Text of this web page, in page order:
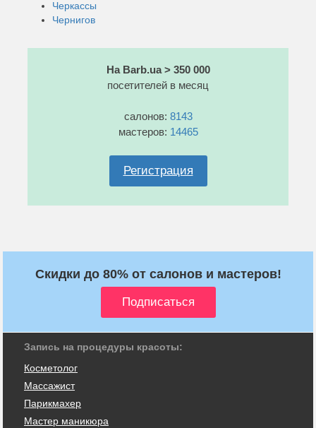
Черкассы
Чернигов
На Barb.ua > 350 000
посетителей в месяц
салонов: 8143
мастеров: 14465
Регистрация
Скидки до 80% от салонов и мастеров!
Запись на процедуры красоты:
Косметолог
Массажист
Парикмахер
Мастер маникюра